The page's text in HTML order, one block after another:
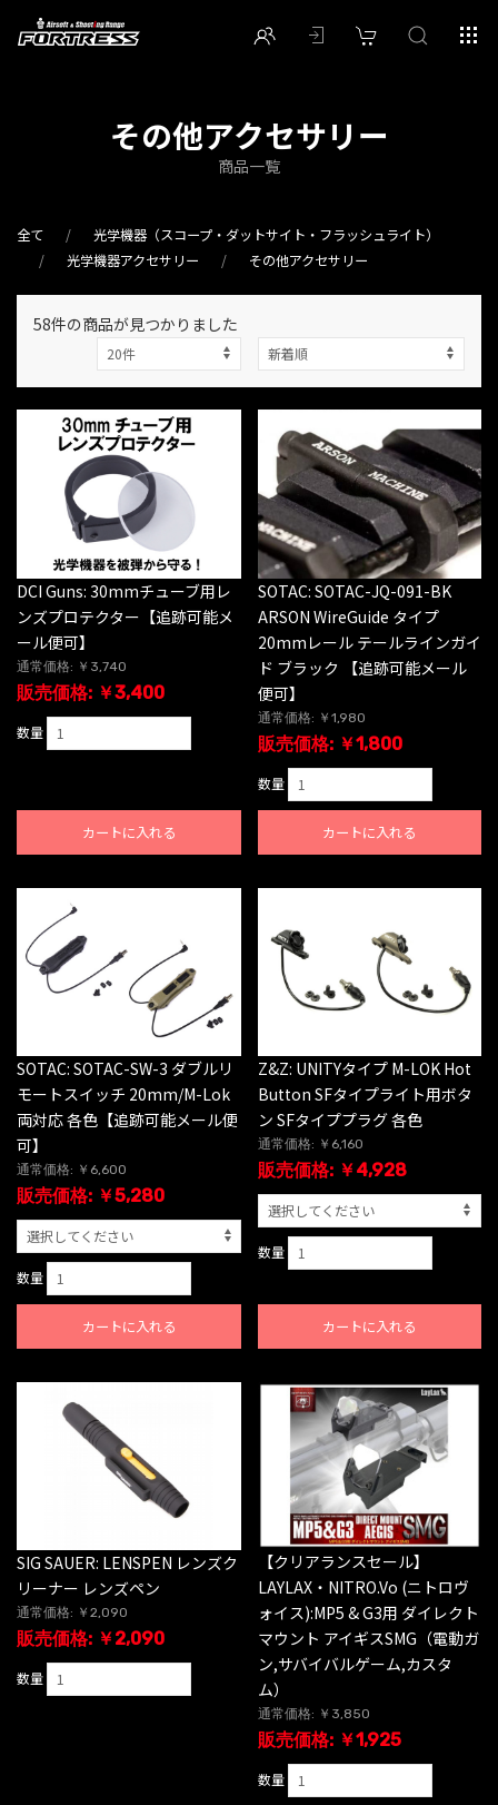
その他アクセサリー
商品一覧
全て
光学機器（スコープ・ダットサイト・フラッシュライト）
光学機器アクセサリー
その他アクセサリー
58件の商品が見つかりました
DCI Guns: 30mmチューブ用レ
ンズプロテクター【追跡可能メ
ール便可】
通常価格: ￥3,740
販売価格: ￥3,400
数量
カートに入れる
SOTAC: SOTAC-JQ-091-BK
ARSON WireGuide タイプ
20mmレール テールラインガイ
ド ブラック 【追跡可能メール
便可】
通常価格: ￥1,980
販売価格: ￥1,800
数量
カートに入れる
SOTAC: SOTAC-SW-3 ダブルリ
モートスイッチ 20mm/M-Lok
両対応 各色【追跡可能メール便
可】
通常価格: ￥6,600
販売価格: ￥5,280
数量
カートに入れる
Z&Z: UNITYタイプ M-LOK Hot
Button SFタイプライト用ボタ
ン SFタイププラグ 各色
通常価格: ￥6,160
販売価格: ￥4,928
数量
カートに入れる
SIG SAUER: LENSPEN レンズク
リーナー レンズペン
通常価格: ￥2,090
販売価格: ￥2,090
数量
【クリアランスセール】
LAYLAX・NITRO.Vo (ニトロヴ
ォイス):MP5 & G3用 ダイレクト
マウント アイギスSMG（電動ガ
ン,サバイバルゲーム,カスタ
ム）
通常価格: ￥3,850
販売価格: ￥1,925
数量